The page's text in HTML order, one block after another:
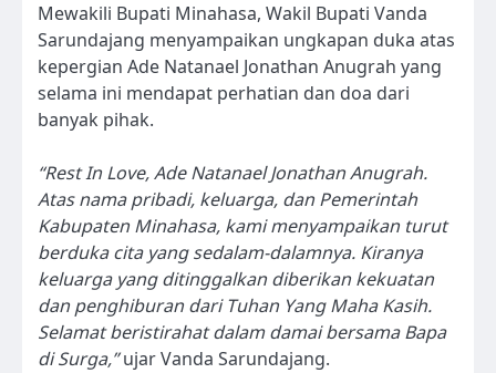
Mewakili Bupati Minahasa, Wakil Bupati Vanda
Sarundajang menyampaikan ungkapan duka atas
kepergian Ade Natanael Jonathan Anugrah yang
selama ini mendapat perhatian dan doa dari
banyak pihak.
“Rest In Love, Ade Natanael Jonathan Anugrah.
Atas nama pribadi, keluarga, dan Pemerintah
Kabupaten Minahasa, kami menyampaikan turut
berduka cita yang sedalam-dalamnya. Kiranya
keluarga yang ditinggalkan diberikan kekuatan
dan penghiburan dari Tuhan Yang Maha Kasih.
Selamat beristirahat dalam damai bersama Bapa
di Surga,”ujar Vanda Sarundajang.